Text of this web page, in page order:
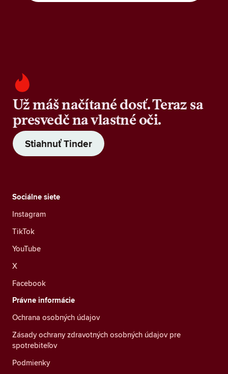
Už máš načítané dosť. Teraz sa
presvedč na vlastné oči.
Stiahnuť Tinder
Sociálne siete
Instagram
TikTok
YouTube
X
Facebook
Právne informácie
Ochrana osobných údajov
Zásady ochrany zdravotných osobných údajov pre
spotrebiteľov
Podmienky